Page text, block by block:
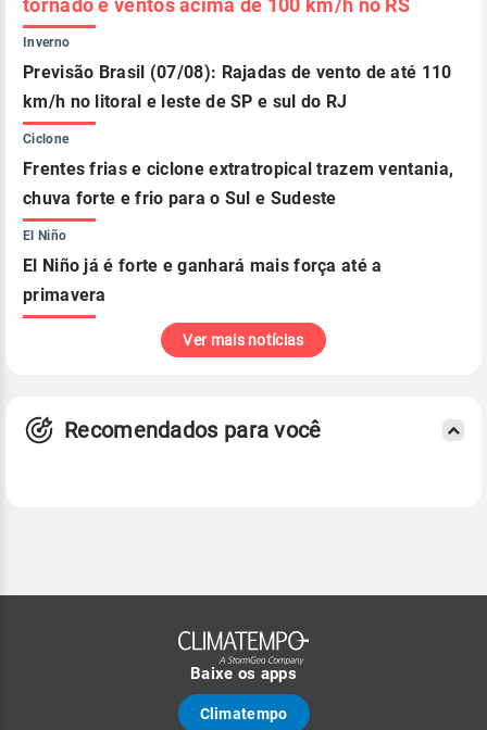
tornado e ventos acima de 100 km/h no RS
Inverno
Previsão Brasil (07/08): Rajadas de vento de até 110
km/h no litoral e leste de SP e sul do RJ
Ciclone
Frentes frias e ciclone extratropical trazem ventania,
chuva forte e frio para o Sul e Sudeste
El Niño
El Niño já é forte e ganhará mais força até a
primavera
Ver mais notícias
Recomendados para você
Baixe os apps
Climatempo